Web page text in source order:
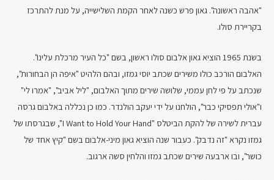
"אהבה ראשונה". גאון פרש כשנה לאחר הקמת השלישייה, על מנת להתרכז
בקריירת סולו.
בשנת 1965 הוציא גאון אלבום סולו ראשון, בשם "כל העיר מרכלת עלינו".
האלבום הורכב כולו משירים שכתב יוסי גמזו, ובהם הלהיט "איפה הן הבחורות",
שנכתב על פי לחן עממי, שלושה שירים מתוך האלבום, "ליל אביב", "אמרו לי"
ו"אולי תפסיקי כבר", הולחנו על ידי יעקב הולנדר. כמו כן נכללה באלבום גרסה
עברית לשירה של להקת הביטלס "I Want to Hold Your Hand", שבגרסתו של
גמזו נקרא "זה נדבק". כעבור שנה הוציא גאון מיני-אלבום בשם "קיץ אחד של
כושר", ובו ארבעה שירים שכתב גמזו והלחין סשה ארגוב.